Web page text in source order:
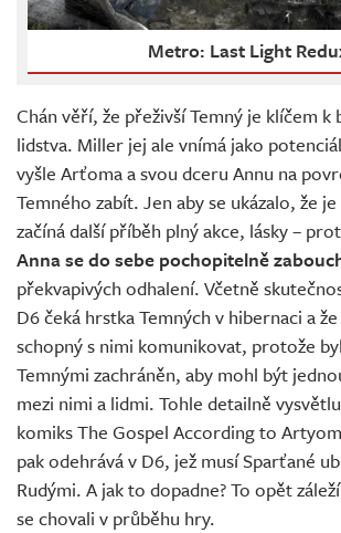
Metro: Last Light
Chán věří, že přeživší Temný je klíčem k
lidstva. Miller jej ale vnímá jako
vyšle Arťoma a svou dceru Annu na
Temného zabít. Jen aby se ukázalo, že
začíná další příběh plný akce, lásky –
Anna se do sebe pochopitelně
překvapivých odhalení. Včetně
D6 čeká hrstka Temných v hibernaci a
schopný s nimi komunikovat, protože
Temnými zachráněn, aby mohl být
mezi nimi a lidmi. Tohle detailně
komiks The Gospel According to
pak odehrává v D6, jež musí Sparťané
Rudými. A jak to dopadne? To opět
se chovali v průběhu hry.